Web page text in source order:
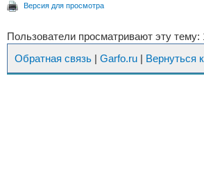
Версия для просмотра
Пользователи просматривают эту тему:
Обратная связь | Garfo.ru | Вернуться